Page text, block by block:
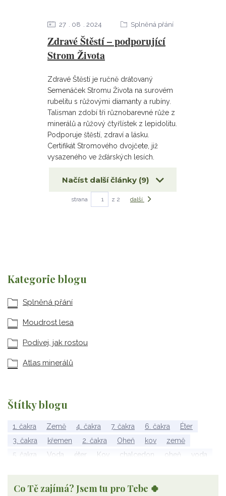
Kategorie blogu
Splněná přání
Moudrost lesa
Podívej, jak rostou
Atlas minerálů
Štítky blogu
1. čakra Země 4. čakra 7. čakra 6. čakra
Éter
3. čakra
křemen 2. čakra Oheň kov
země
5. čakra
Voda éter Kov chalcedon oheň
voda
Wu Xing
apatit
Co Tě zajímá? Jsem tu pro Tebe 🍀
Zdravé Štěstí – podporující
Strom Života
27 08 2024 Splněná přání
Zdravé Štěstí je ručně drátovaný
Semenáček Stromu Života na surovém
rubelitu s růžovými diamanty a rubíny.
Talisman zdobí tři různobarevné růže z
minerálů a růžový čtyřlístek z lepidolitu.
Podporuje štěstí, zdraví a lásku.
Certifikát Stromového dvojčete, již
vysazeného ve žďárských lesích.
Načíst další články (9)
strana z 2 další